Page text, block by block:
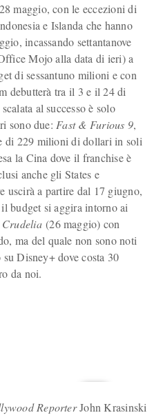
maggio, con le eccezioni di
e Islanda che hanno
incassando settantanove
Mojo alla data di ieri) a
di sessantuno milioni e con
debutterà tra il 3 e il 24 di
al successo è solo
sono due: Fast & Furious 9,
di 229 milioni di dollari in soli
la Cina dove il franchise è
anche gli States e
uscirà a partire dal 17 giugno,
budget si aggira intorno ai
Crudelia(26 maggio) con
ma del quale non sono noti
Disney+ dove costa 30
da noi.
ReporterJohn Krasinski